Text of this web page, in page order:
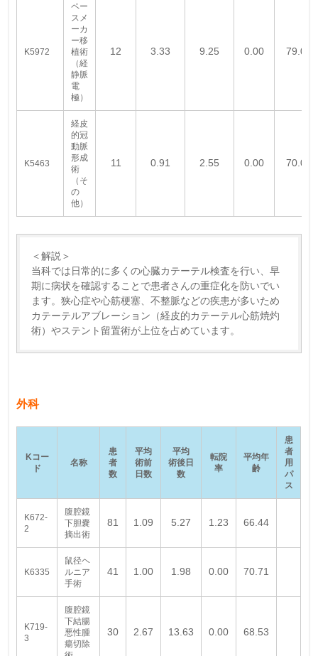
K5972
ペー
スメ
ーカ
ー移
植術
（経
静脈
電
極）
12 3.33 9.25 0.00 79.00
K5463
経皮
的冠
動脈
形成
術
（そ
の
他）
11 0.91 2.55 0.00 70.09
＜解説＞
当科では日常的に多くの心臓カテーテル検査を行い、早
期に病状を確認することで患者さんの重症化を防いでい
ます。狭心症や心筋梗塞、不整脈などの疾患が多いため
カテーテルアブレーション（経皮的カテーテル心筋焼灼
術）やステント留置術が上位を占めています。
外科
Kコー
ド
名称
患
者
数
平均
術前
日数
平均
術後日
数
転院
率
平均年
齢
患
者
用
パ
ス
K672-
2
腹腔鏡
下胆嚢
摘出術
81 1.09 5.27 1.23 66.44
K6335
鼠径ヘ
ルニア
手術
41 1.00 1.98 0.00 70.71
K719-
3
腹腔鏡
下結腸
悪性腫
瘍切除
30 2.67 13.63 0.00 68.53